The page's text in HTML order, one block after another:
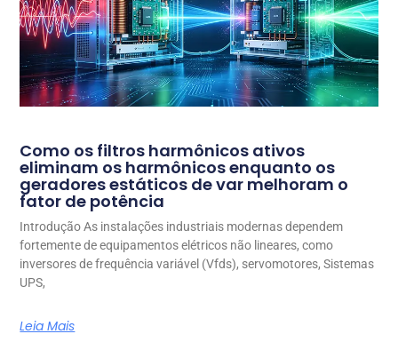
Como os filtros harmônicos ativos
eliminam os harmônicos enquanto os
geradores estáticos de var melhoram o
fator de potência
Introdução As instalações industriais modernas dependem
fortemente de equipamentos elétricos não lineares, como
inversores de frequência variável (Vfds), servomotores, Sistemas
UPS,
Leia Mais